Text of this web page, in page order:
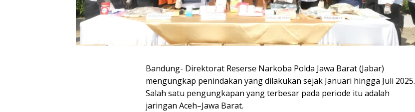
Bandung- Direktorat Reserse Narkoba Polda Jawa Barat (Jabar)
mengungkap penindakan yang dilakukan sejak Januari hingga Juli 2025.
Salah satu pengungkapan yang terbesar pada periode itu adalah
jaringan Aceh–Jawa Barat.